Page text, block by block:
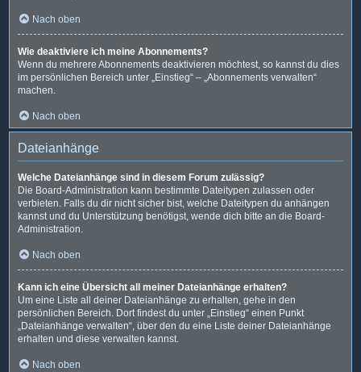
Nach oben
Wie deaktiviere ich meine Abonnements?
Wenn du mehrere Abonnements deaktivieren möchtest, so kannst du dies
im persönlichen Bereich unter „Einstieg“ – „Abonnements verwalten“
machen.
Nach oben
Dateianhänge
Welche Dateianhänge sind in diesem Forum zulässig?
Die Board-Administration kann bestimmte Dateitypen zulassen oder
verbieten. Falls du dir nicht sicher bist, welche Dateitypen du anhängen
kannst und du Unterstützung benötigst, wende dich bitte an die Board-
Administration.
Nach oben
Kann ich eine Übersicht all meiner Dateianhänge erhalten?
Um eine Liste all deiner Dateianhänge zu erhalten, gehe in den
persönlichen Bereich. Dort findest du unter „Einstieg“ einen Punkt
„Dateianhänge verwalten“, über den du eine Liste deiner Dateianhänge
erhalten und diese verwalten kannst.
Nach oben